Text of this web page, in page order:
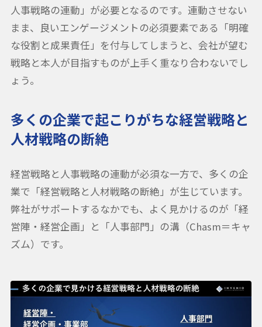
人事戦略の連動」が必要となるのです。連動させない
まま、良いエンゲージメントの必須要素である「明確
な役割と成果責任」を付与してしまうと、会社が望む
戦略と本人が目指すものが上手く重なり合わないでし
ょう。
多くの企業で起こりがちな経営戦略と
人材戦略の断絶
経営戦略と人事戦略の連動が必須な一方で、多くの企
業で「経営戦略と人材戦略の断絶」が生じています。
弊社がサポートするなかでも、よく見かけるのが「経
営陣・経営企画」と「人事部門」の溝（Chasm＝キャ
ズム）です。